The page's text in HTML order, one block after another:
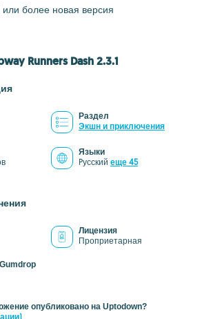
более новая версия
Runners Dash 2.3.1
Раздел
Экшн и приключения
Языки
Pусский еще 45
Лицензия
Проприетарная
опубликовано на Uptodown?